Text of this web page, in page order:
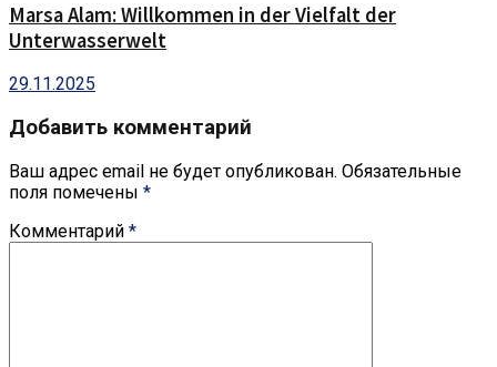
Marsa Alam: Willkommen in der Vielfalt der
Unterwasserwelt
29.11.2025
Добавить комментарий
Ваш адрес email не будет опубликован. Обязательные
поля помечены *
Комментарий *